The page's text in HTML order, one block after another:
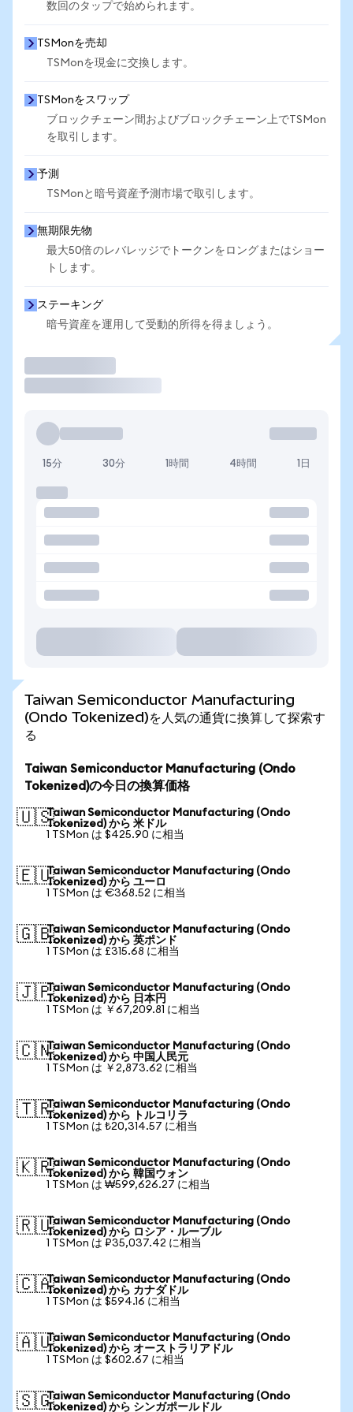
数回のタップで始められます。
TSMonを売却
TSMonを現金に交換します。
TSMonをスワップ
ブロックチェーン間およびブロックチェーン上でTSMon
を取引します。
予測
TSMonと暗号資産予測市場で取引します。
無期限先物
最大50倍のレバレッジでトークンをロングまたはショー
トします。
ステーキング
暗号資産を運用して受動的所得を得ましょう。
15分 30分 1時間 4時間 1日
Taiwan Semiconductor Manufacturing
(Ondo Tokenized)を人気の通貨に換算して探索す
る
Taiwan Semiconductor Manufacturing (Ondo
Tokenized)の今日の換算価格
🇺🇸Taiwan Semiconductor Manufacturing (Ondo
Tokenized) から 米ドル
1 TSMon は $425.90 に相当
🇪🇺Taiwan Semiconductor Manufacturing (Ondo
Tokenized) から ユーロ
1 TSMon は €368.52 に相当
🇬🇧Taiwan Semiconductor Manufacturing (Ondo
Tokenized) から 英ポンド
1 TSMon は £315.68 に相当
🇯🇵Taiwan Semiconductor Manufacturing (Ondo
Tokenized) から 日本円
1 TSMon は ￥67,209.81 に相当
🇨🇳Taiwan Semiconductor Manufacturing (Ondo
Tokenized) から 中国人民元
1 TSMon は ￥2,873.62 に相当
🇹🇷Taiwan Semiconductor Manufacturing (Ondo
Tokenized) から トルコリラ
1 TSMon は ₺20,314.57 に相当
🇰🇷Taiwan Semiconductor Manufacturing (Ondo
Tokenized) から 韓国ウォン
1 TSMon は ₩599,626.27 に相当
🇷🇺Taiwan Semiconductor Manufacturing (Ondo
Tokenized) から ロシア・ルーブル
1 TSMon は ₽35,037.42 に相当
🇨🇦Taiwan Semiconductor Manufacturing (Ondo
Tokenized) から カナダドル
1 TSMon は $594.16 に相当
🇦🇺Taiwan Semiconductor Manufacturing (Ondo
Tokenized) から オーストラリアドル
1 TSMon は $602.67 に相当
🇸🇬Taiwan Semiconductor Manufacturing (Ondo
Tokenized) から シンガポールドル